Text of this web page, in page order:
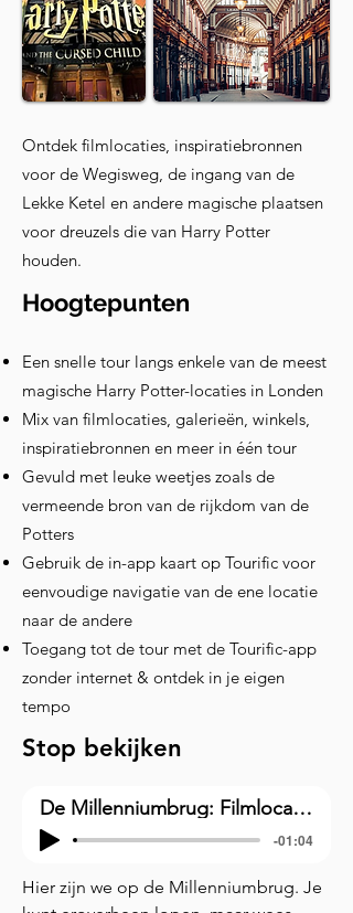
Ontdek filmlocaties, inspiratiebronnen
voor de Wegisweg, de ingang van de
Lekke Ketel en andere magische plaatsen
voor dreuzels die van Harry Potter
houden.
Hoogtepunten
Een snelle tour langs enkele van de meest
magische Harry Potter-locaties in Londen
Mix van filmlocaties, galerieën, winkels,
inspiratiebronnen en meer in één tour
Gevuld met leuke weetjes zoals de
vermeende bron van de rijkdom van de
Potters
Gebruik de in-app kaart op Tourific voor
eenvoudige navigatie van de ene locatie
naar de andere
Toegang tot de tour met de Tourific-app
zonder internet & ontdek in je eigen
tempo
Stop bekijken
De Millenniumbrug: Filmlocatie van aanval door Dooddoeners
-01:04
Hier zijn we op de Millenniumbrug. Je